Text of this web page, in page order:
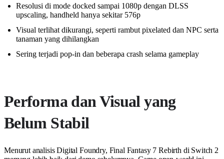
Resolusi di mode docked sampai 1080p dengan DLSS
upscaling, handheld hanya sekitar 576p
Visual terlihat dikurangi, seperti rambut pixelated dan NPC serta
tanaman yang dihilangkan
Sering terjadi pop-in dan beberapa crash selama gameplay
Performa dan Visual yang
Belum Stabil
Menurut analisis Digital Foundry, Final Fantasy 7 Rebirth di Switch 2